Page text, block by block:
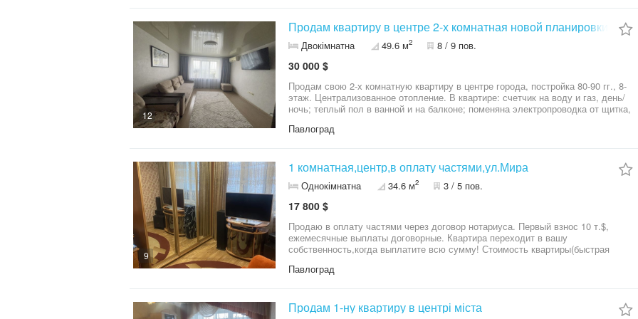
12
Продам квартиру в центре 2-х комнатная новой планировки
Двокімнатна 49.6 м2 8 / 9 пов.
30 000 $
Продам свою 2-х комнатную квартиру в центре города, постройка 80-90 гг., 8-
этаж. Централизованное отопление. В квартире: счетчик на воду и газ, день/
ночь; теплый пол в ванной и на балконе; поменяна электропроводка от щитка,
кондиционера; французский балкон; есть тамбур на две квартиры - сделан
Павлоград
9
1 комнатная,центр,в оплату частями,ул.Мира
Однокімнатна 34.6 м2 3 / 5 пов.
17 800 $
Продаю в оплату частями через договор нотариуса. Первый взнос 10 т.$,
ежемесячные выплаты договорные. Квартира переходит в вашу
собственность,когда выплатите всю сумму! Стоимость квартиры(быстрая
ДОСТУПНОСТИ;ЦЕНТРАЛЬНЫЙ
законное электроотопление(стоимость электричество в отопительный сезон
Павлоград
Продам 1-ну квартиру в центрі міста